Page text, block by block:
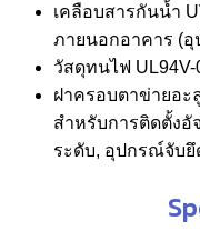
เคลือบสารกันน้ำ
ภายนอกอาคาร (อุ
วัสดุทนไฟ
ฝาครอบตาข่ายอะ
สำหรับการติดตั้ง
ระดับ, อุปกรณ์จับ